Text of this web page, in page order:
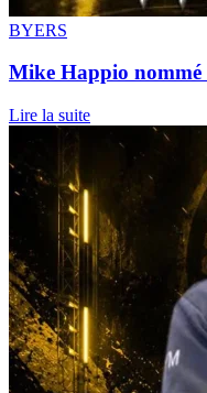
BYERS
Mike Happio nommé
Lire la suite